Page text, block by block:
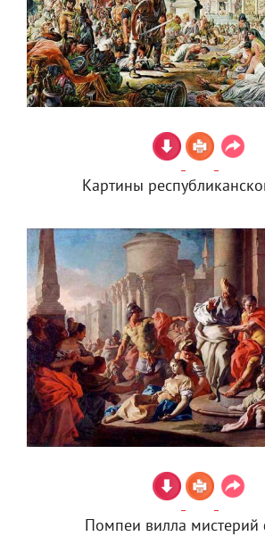
Картины
Помпеи вилла мистерий